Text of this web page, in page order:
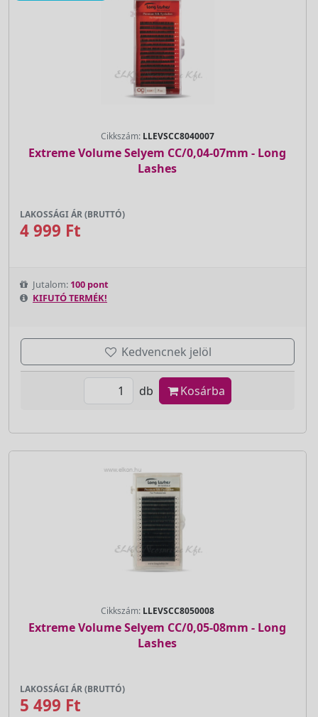
Cikkszám: LLEVSCC8040007
Extreme Volume Selyem CC/0,04-07mm - Long
Lashes
LAKOSSÁGI ÁR (BRUTTÓ)
4 999 Ft
Jutalom: 100 pont
KIFUTÓ TERMÉK!
Kedvencnek jelöl
db Kosárba
Cikkszám: LLEVSCC8050008
Extreme Volume Selyem CC/0,05-08mm - Long
Lashes
LAKOSSÁGI ÁR (BRUTTÓ)
5 499 Ft